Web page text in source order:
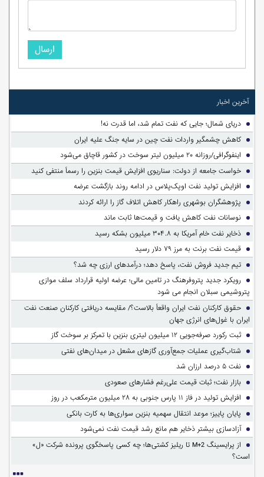
ارسال
آخرین اخبار
دریای شمال؛ جایی که نفت تمام شد، اما قدرت نه!
کاهش چشمگیر واردات نفت چین در سایه جنگ علیه ایران
اینفوگرافی/روزانه ۲۰ میلیون لیتر سوخت در کشور قاچاق می‌شود
خواست جامعه از دولت: سناریوی افزایش قیمت بنزین را رسماً منتفی کنید
افزایش تولید نفت اوپک‌پلاس در ادامه روند بازگشت عرضه
پژوهشگران بوشهری راهکار کاهش اتلاف گاز را ارائه کردند
نوسانات نفت کاهش یافت و قیمت‌ها ثابت ماند
ذخایر نفت خام آمریکا به ۳۰۴.۸ میلیون بشکه رسید
قیمت نفت برنت به مرز ۷۹ دلار رسید
تیم جدید فروش نفت، پاسخ دهد؛ درآمدهای ارزی چه شد؟
رویکرد جدید پتروفرهنگ در تامین مالی؛ عرضه اولیه قرارداد سلف موازی
پتروشیمی سبلان انجام می شود
حقوق کارکنان نفت ایران واقعاً بالاست؟/ مقایسه دریافتی کارکنان صنعت نفت
ایران با غول‌های انرژی جهان
ثبت رکورد صرفه‌جویی ۱۲ میلیون لیتری بنزین با تمرکز بر سوخت گاز
شتاب‌گیری عملیات جمع‌آوری گازهای مشعل در میدان‌های نفتی
نفت ۵ درصد ارزان شد
بازار نفت؛ ثبات قیمت علی‌رغم فشارهای صعودی
افزایش تولید در فاز ۱۱ پارس جنوبی به ۲۸ میلیون مترمکعب در روز
پایان پاییز؛ موعد انتقال سهمیه بنزین سواری‌ها به کارت بانکی
آزادسازی بیشتر ذخایر هم مانع رشد قیمت نفت نمی‌شود
از پرایسینگ M+2 تا ریلیز کشتی‌ها؛ چه کسی پاسخگوی پرونده شرکت «ل»
است؟